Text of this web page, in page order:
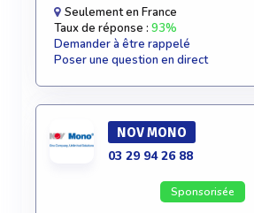
Seulement en France
Taux de réponse : 93%
Demander à être rappelé
Poser une question en direct
NOV MONO
03 29 94 26 88
Sponsorisée